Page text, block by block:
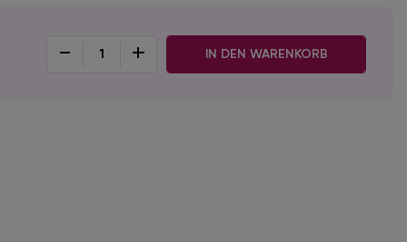
- + IN DEN WARENKORB